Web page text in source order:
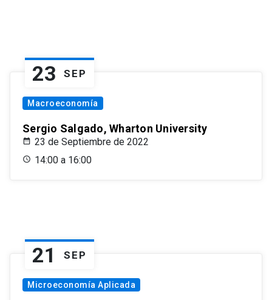
23 SEP
Macroeconomía
Sergio Salgado, Wharton University
23 de Septiembre de 2022
14:00 a 16:00
21 SEP
Microeconomía Aplicada